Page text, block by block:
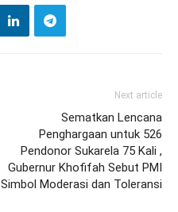
Next article
Sematkan Lencana
Penghargaan untuk 526
Pendonor Sukarela 75 Kali ,
Gubernur Khofifah Sebut PMI
Simbol Moderasi dan Toleransi